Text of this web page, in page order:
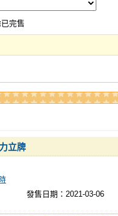
完售
立牌
發售日期：2021-03-06